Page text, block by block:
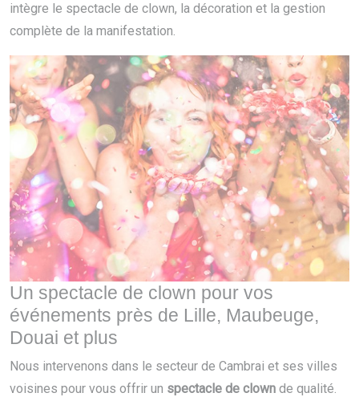
intègre le spectacle de clown, la décoration et la gestion
complète de la manifestation.
Un spectacle de clown pour vos
événements près de Lille, Maubeuge,
Douai et plus
Nous intervenons dans le secteur de Cambrai et ses villes
voisines pour vous offrir un spectacle de clown de qualité.